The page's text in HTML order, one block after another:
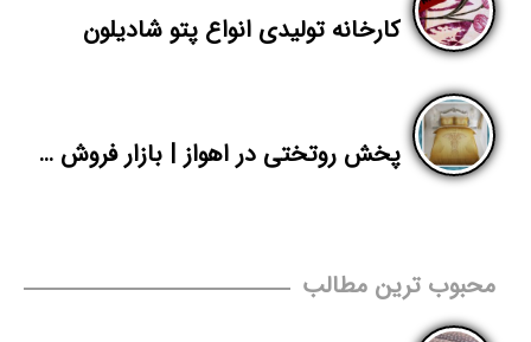
کارخانه تولیدی انواع پتو شادیلون
پخش روتختی در اهواز | بازار فروش سرویس خواب عروس تهران
محبوب ترین مطالب